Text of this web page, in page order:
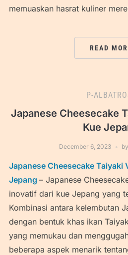
memuaskan hasrat kuliner
READ
P-
Japanese Cheesecake
Kue
December 6, 2023 by
Japanese Cheesecake Taiyaki
Jepang – Japanese
inovatif dari kue Jepang yang
Kombinasi antara kelembutan
dengan bentuk khas ikan
yang memukau dan
beberapa aspek menarik